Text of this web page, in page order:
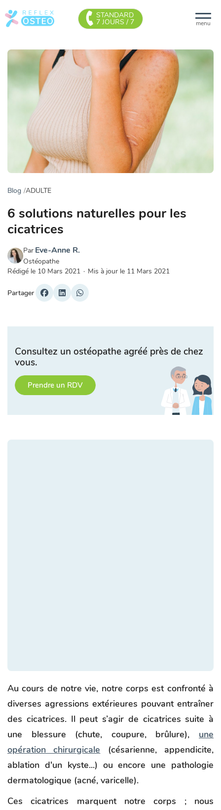
menu
STANDARD
7 JOURS / 7
Blog ADULTE
6 solutions naturelles pour les
cicatrices
Par Eve-Anne R.
Ostéopathe
Rédigé le 10 Mars 2021 · Mis à jour le 11 Mars 2021
Partager
Consultez un ostéopathe agréé près de chez
vous.
Prendre un RDV
Au cours de notre vie, notre corps est confronté à
diverses agressions extérieures pouvant entraîner
des cicatrices. Il peut s’agir de cicatrices suite à
une blessure (chute, coupure, brûlure), une
opération chirurgicale (césarienne, appendicite,
ablation d'un kyste...) ou encore une pathologie
dermatologique (acné, varicelle).
Ces cicatrices marquent notre corps ; nous